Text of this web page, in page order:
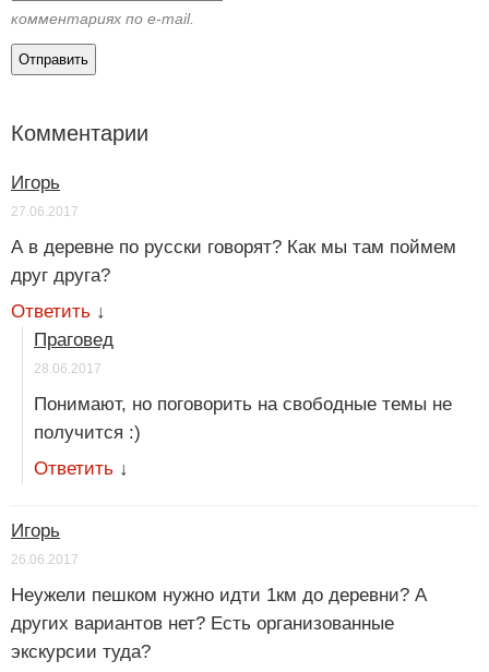
комментариях по e-mail.
Комментарии
Игорь
27.06.2017
А в деревне по русски говорят? Как мы там поймем
друг друга?
Ответить ↓
Праговед
28.06.2017
Понимают, но поговорить на свободные темы не
получится :)
Ответить ↓
Игорь
26.06.2017
Неужели пешком нужно идти 1км до деревни? А
других вариантов нет? Есть организованные
экскурсии туда?